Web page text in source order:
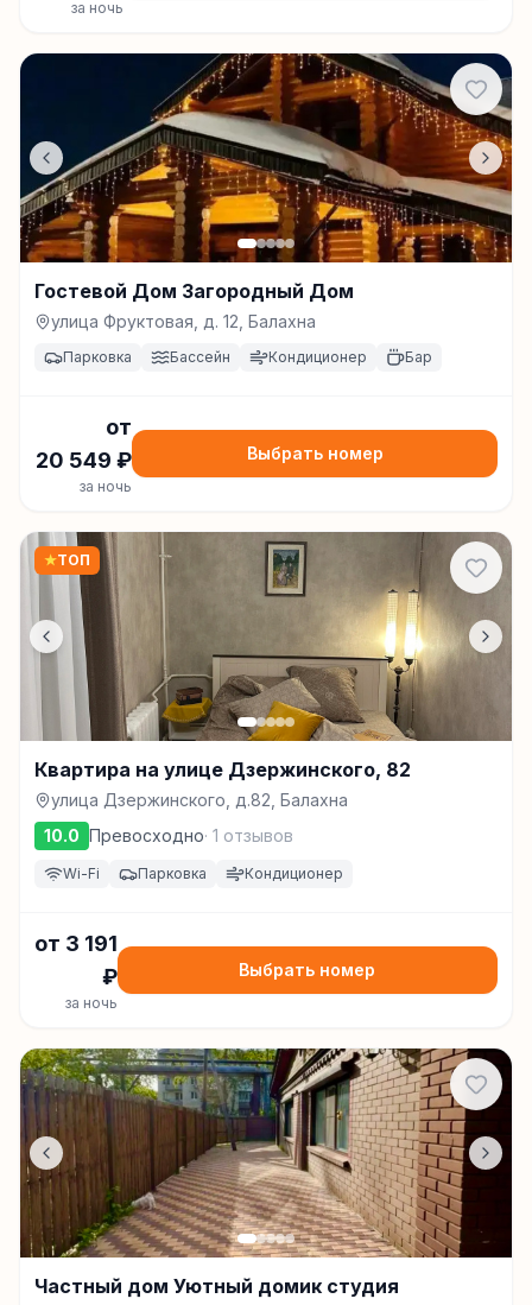
за ночь
Гостевой Дом Загородный Дом
улица Фруктовая, д. 12, Балахна
Парковка Бассейн Кондиционер Бар
от
20 549 ₽
за ночь
Выбрать номер
★ТОП
Квартира на улице Дзержинского, 82
улица Дзержинского, д.82, Балахна
10.0 Превосходно· 1 отзывов
Wi-Fi Парковка Кондиционер
от 3 191
₽
за ночь
Выбрать номер
Частный дом Уютный домик студия